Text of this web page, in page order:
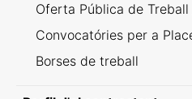
Oferta Pública de
Convocatóries per a
Borses de treball